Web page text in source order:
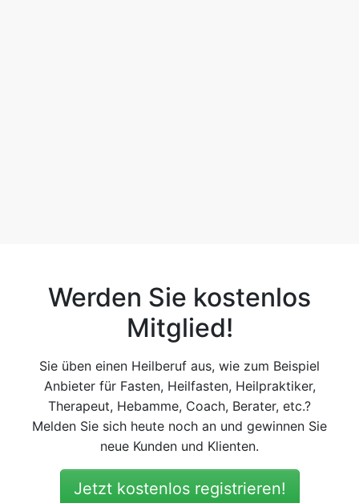
Werden Sie kostenlos
Mitglied!
Sie üben einen Heilberuf aus, wie zum Beispiel
Anbieter für Fasten, Heilfasten, Heilpraktiker,
Therapeut, Hebamme, Coach, Berater, etc.?
Melden Sie sich heute noch an und gewinnen Sie
neue Kunden und Klienten.
Jetzt kostenlos registrieren!